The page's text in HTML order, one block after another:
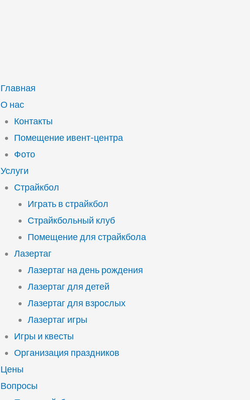
Главная
О нас
Контакты
Помещение ивент-центра
Фото
Услуги
Страйкбол
Играть в страйкбол
Страйкбольный клуб
Помещение для страйкбола
Лазертаг
Лазертаг на день рождения
Лазертаг для детей
Лазертаг для взрослых
Лазертаг игры
Игры и квесты
Организация праздников
Цены
Вопросы